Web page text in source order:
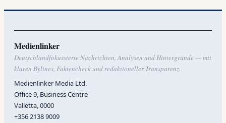
Medienlinker
Deutschlandfokussierte Nachrichten, Analysen und Hintergründe — mit
klaren Bylines, Faktencheck und redaktioneller Transparenz.
Medienlinker Media Ltd.
Office 9, Business Centre
Valletta, 0000
+356 2138 9009